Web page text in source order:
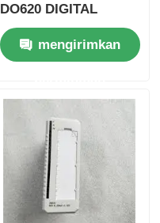
DO620 DIGITAL
OUPUT Module
mengirimkan